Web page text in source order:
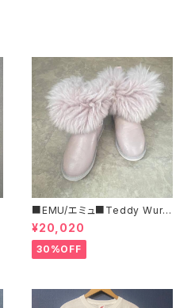
■EMU/エミュ■Teddy Wurr
en■撥水サイドジッパーブーツ
¥20,020
30%OFF